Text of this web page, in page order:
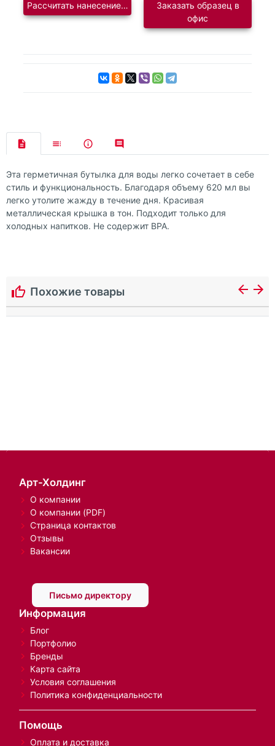
Рассчитать нанесение логотипаЗаказать образец в
офис
Эта герметичная бутылка для воды легко сочетает в себе
стиль и функциональность. Благодаря объему 620 мл вы
легко утолите жажду в течение дня. Красивая
металлическая крышка в тон. Подходит только для
холодных напитков. Не содержит BPA.
Похожие товары
Арт-Холдинг
О компании
О компании (PDF)
Страница контактов
Отзывы
Вакансии
Письмо директору
Информация
Блог
Портфолио
Бренды
Карта сайта
Условия соглашения
Политика конфиденциальности
Помощь
Оплата и доставка